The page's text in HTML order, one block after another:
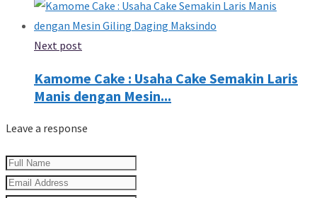
Next post
Kamome Cake : Usaha Cake Semakin Laris
Manis dengan Mesin...
Leave a response